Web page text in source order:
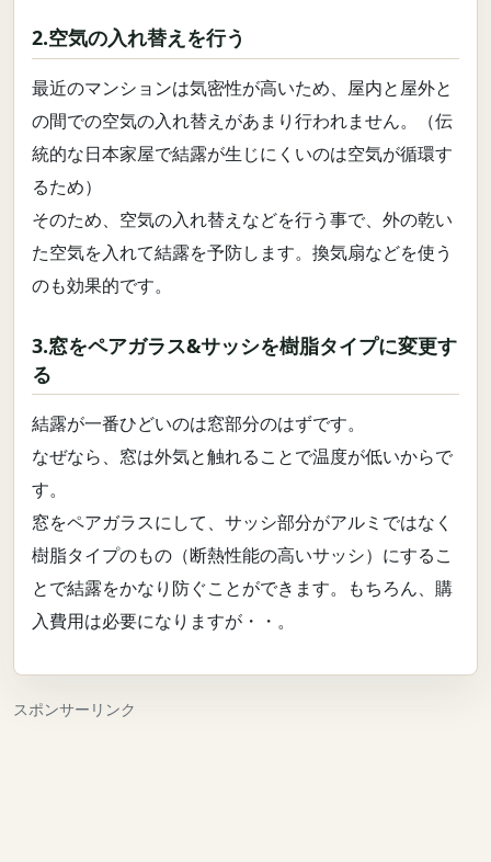
2.空気の入れ替えを行う
最近のマンションは気密性が高いため、屋内と屋外と
の間での空気の入れ替えがあまり行われません。（伝
統的な日本家屋で結露が生じにくいのは空気が循環す
るため）
そのため、空気の入れ替えなどを行う事で、外の乾い
た空気を入れて結露を予防します。換気扇などを使う
のも効果的です。
3.窓をペアガラス&サッシを樹脂タイプに変更す
る
結露が一番ひどいのは窓部分のはずです。
なぜなら、窓は外気と触れることで温度が低いからで
す。
窓をペアガラスにして、サッシ部分がアルミではなく
樹脂タイプのもの（断熱性能の高いサッシ）にするこ
とで結露をかなり防ぐことができます。もちろん、購
入費用は必要になりますが・・。
スポンサーリンク